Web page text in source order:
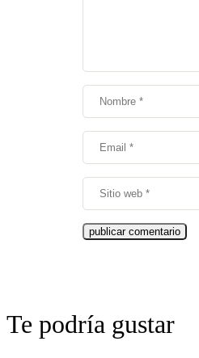
Te podría gustar